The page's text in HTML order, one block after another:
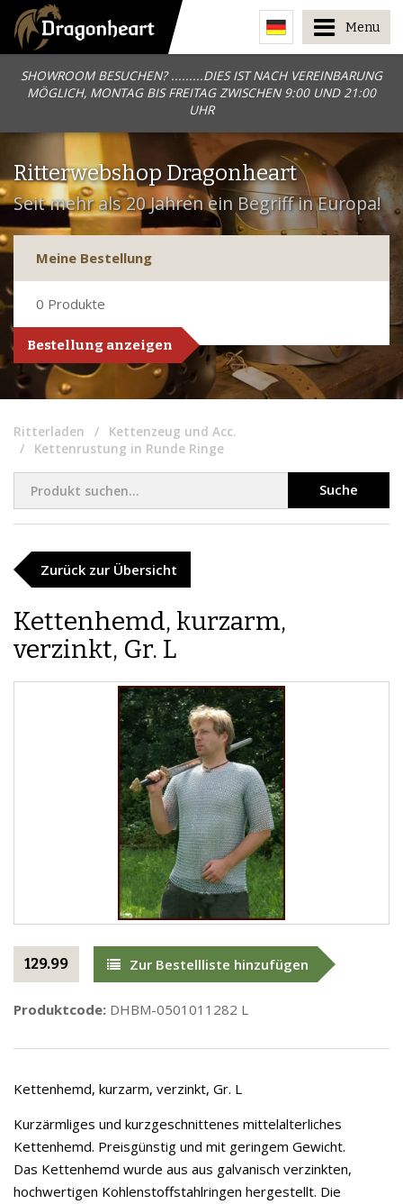
SHOWROOM BESUCHEN? .........DIES IST NACH VEREINBARUNG
MÖGLICH, MONTAG BIS FREITAG ZWISCHEN 9:00 UND 21:00
UHR
Menu
Ritterwebshop Dragonheart
Seit mehr als 20 Jahren ein Begriff in Europa!
Meine Bestellung
0 Produkte
Bestellung anzeigen
Ritterladen
Kettenzeug und Acc.
Kettenrustung in Runde Ringe
Suche
Zurück zur Übersicht
Kettenhemd, kurzarm,
verzinkt, Gr. L
129.99 Zur Bestellliste hinzufügen
Produktcode: DHBM-0501011282 L
Kettenhemd, kurzarm, verzinkt, Gr. L
Kurzärmliges und kurzgeschnittenes mittelalterliches
Kettenhemd. Preisgünstig und mit geringem Gewicht.
Das Kettenhemd wurde aus aus galvanisch verzinkten,
hochwertigen Kohlenstoffstahlringen hergestellt. Die